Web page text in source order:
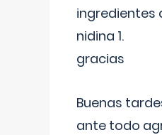
ingredientes
nidina 1.
gracias
Buenas
ante todo